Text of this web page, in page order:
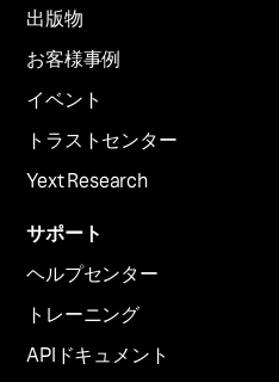
出版物
お客様事例
イベント
トラストセンター
Yext Research
サポート
ヘルプセンター
トレーニング
APIドキュメント